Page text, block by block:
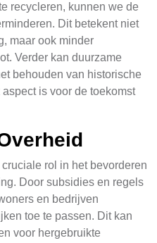
recycleren, kunnen we de
Dit betekent niet
maar ook minder
Verder kan duurzame
behouden van historische
is voor de toekomst
rol in het bevorderen
Door subsidies en regels
en bedrijven
toe te passen. Dit kan
voor hergebruikte